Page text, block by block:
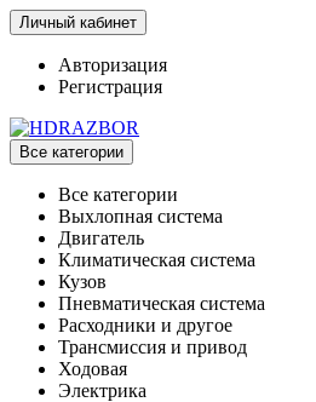
Личный кабинет
Авторизация
Регистрация
Все категории
Все категории
Выхлопная система
Двигатель
Климатическая система
Кузов
Пневматическая система
Расходники и другое
Трансмиссия и привод
Ходовая
Электрика